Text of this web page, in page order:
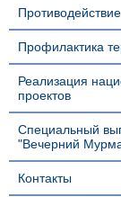
Профилактика
Реализация
проектов
Специальный
"Вечерний
Контакты